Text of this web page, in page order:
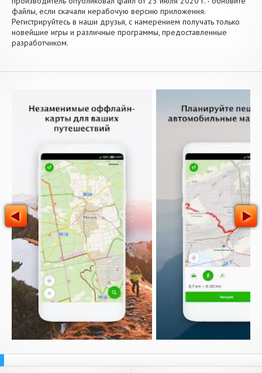
файлы, если скачали нерабочую версию приложения.
Регистрируйтесь в наши друзья, с намерением получать только
новейшие игры и различные программы, предоставленные
разработчиком.